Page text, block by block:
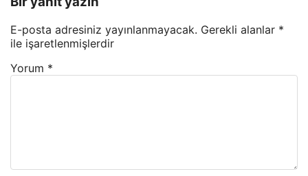
E-posta adresiniz yayınlanmayacak. Gerekli alanlar *
ile işaretlenmişlerdir
Yorum *